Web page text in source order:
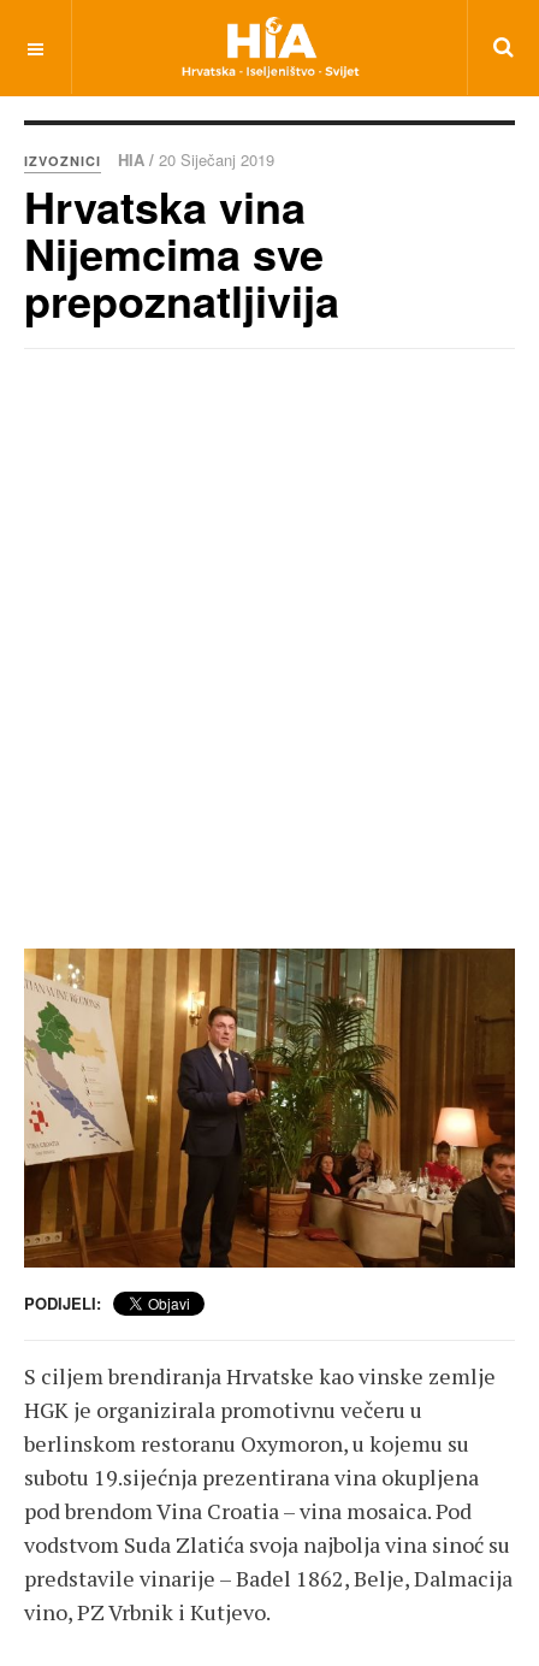
IZVOZNICI HIA / 20 Siječanj 2019
Hrvatska vina
Nijemcima sve
prepoznatljivija
PODIJELI:
S ciljem brendiranja Hrvatske kao vinske zemlje
HGK je organizirala promotivnu večeru u
berlinskom restoranu Oxymoron, u kojemu su
subotu 19.sijećnja prezentirana vina okupljena
pod brendom Vina Croatia – vina mosaica. Pod
vodstvom Suda Zlatića svoja najbolja vina sinoć su
predstavile vinarije – Badel 1862, Belje, Dalmacija
vino, PZ Vrbnik i Kutjevo.